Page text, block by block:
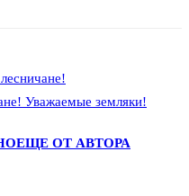
Уважаемые земляки!
ЕЩЕ ОТ АВТОРА